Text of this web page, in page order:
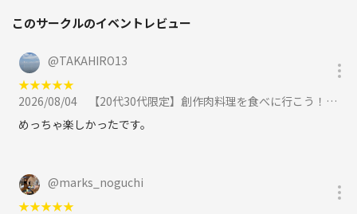
このサークルのイベントレビュー
@TAKAHIRO13
★★★★★
2026/08/04
【20代30代限定】創作肉料理を食べに行こう！おすすめは焼肉串🦊🦊に参加
めっちゃ楽しかったです。
@marks_noguchi
★★★★★